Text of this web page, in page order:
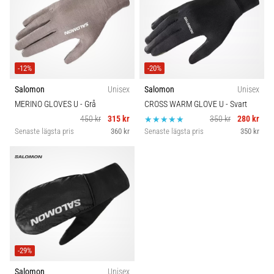
fasciit:
Symptom,
orsaker
och
behandling
Upplever
du
hälsmärta
eller
löpning?
En
av
de
orsakerna
är
Passform
Hållbarhet
Säsong
-12%
Salomon
Unisex
MERINO GLOVES U - Grå
450 kr
315 kr
Senaste lägsta pris 360 kr
-20%
Salomon
Unisex
CROSS WARM GLOVE U - Svart
350 kr
280 kr
Senaste lägsta pris 350 kr
-29%